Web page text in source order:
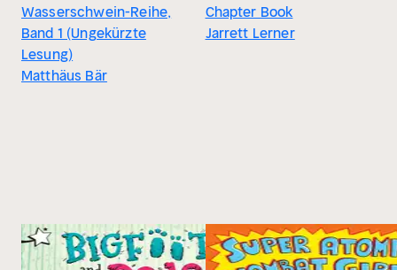
Wasserschwein-Reihe,
Band 1 (Ungekürzte
Lesung)
Matthäus Bär
Chapter Book
Jarrett Lerner